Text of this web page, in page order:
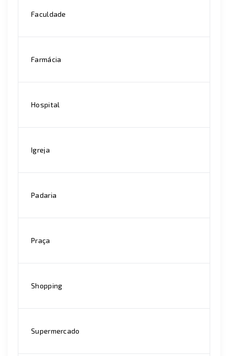
Faculdade
Farmácia
Hospital
Igreja
Padaria
Praça
Shopping
Supermercado